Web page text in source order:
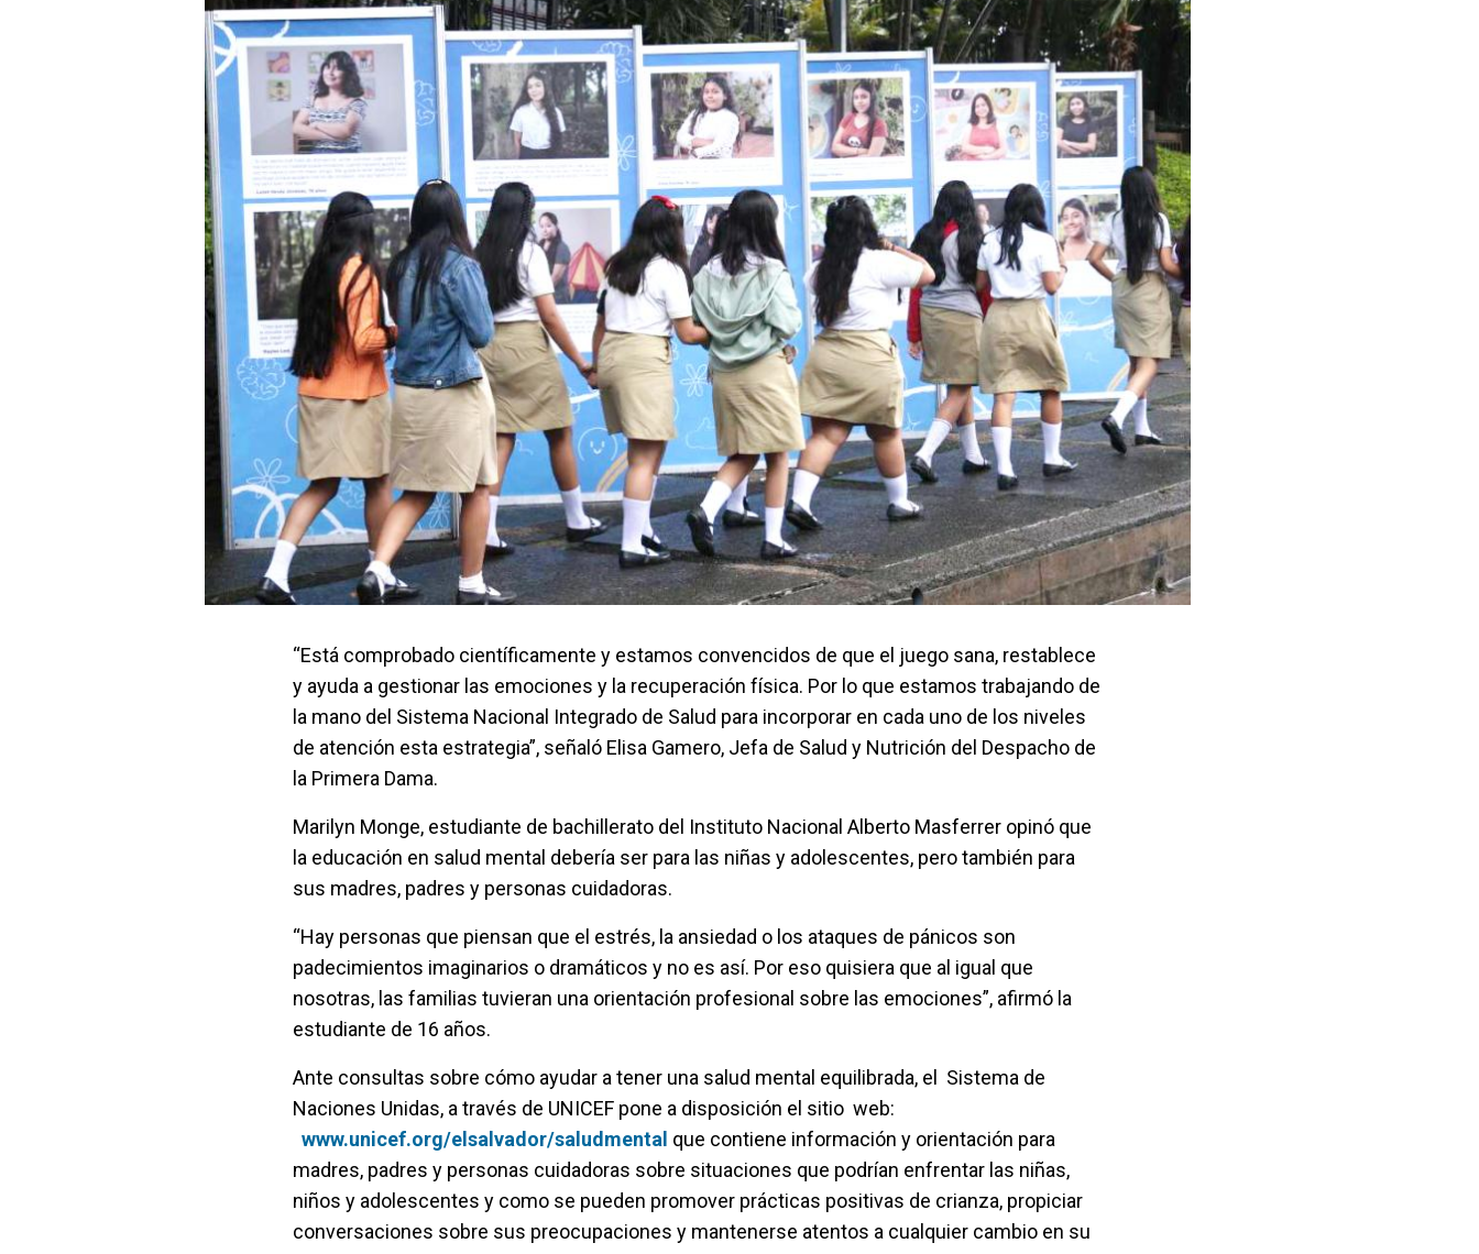
“Está comprobado científicamente y estamos convencidos de que el juego sana, restablece
y ayuda a gestionar las emociones y la recuperación física. Por lo que estamos trabajando de
la mano del Sistema Nacional Integrado de Salud para incorporar en cada uno de los niveles
de atención esta estrategia”, señaló Elisa Gamero, Jefa de Salud y Nutrición del Despacho de
la Primera Dama.
Marilyn Monge, estudiante de bachillerato del Instituto Nacional Alberto Masferrer opinó que
la educación en salud mental debería ser para las niñas y adolescentes, pero también para
sus madres, padres y personas cuidadoras.
“Hay personas que piensan que el estrés, la ansiedad o los ataques de pánicos son
padecimientos imaginarios o dramáticos y no es así. Por eso quisiera que al igual que
nosotras, las familias tuvieran una orientación profesional sobre las emociones”, afirmó la
estudiante de 16 años.
Ante consultas sobre cómo ayudar a tener una salud mental equilibrada, el Sistema de
Naciones Unidas, a través de UNICEF pone a disposición el sitio web:
www.unicef.org/elsalvador/saludmental que contiene información y orientación para
madres, padres y personas cuidadoras sobre situaciones que podrían enfrentar las niñas,
niños y adolescentes y como se pueden promover prácticas positivas de crianza, propiciar
conversaciones sobre sus preocupaciones y mantenerse atentos a cualquier cambio en su